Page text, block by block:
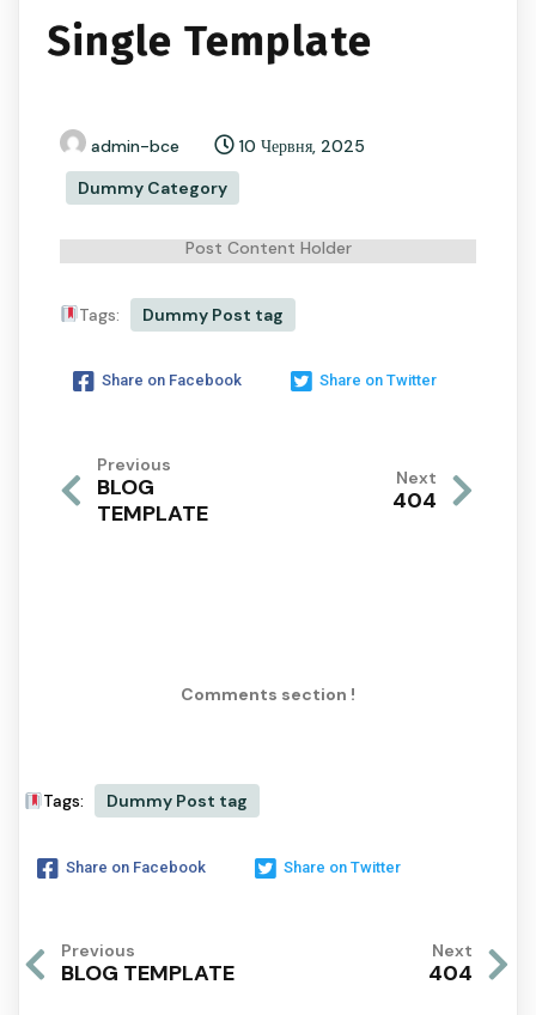
Single Template
admin-bce
10 Червня, 2025
Dummy Category
Post Content Holder
Tags: Dummy Post tag
Share on Facebook Share on Twitter
Previous
BLOG
TEMPLATE
Next
404
Comments section !
Tags: Dummy Post tag
Share on Facebook Share on Twitter
Previous
BLOG TEMPLATE
Next
404